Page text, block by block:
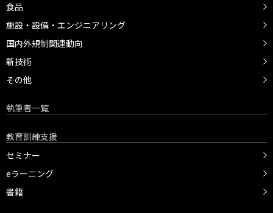
食品
施設・設備・エンジニアリング
国内外規制関連動向
新技術
その他
執筆者一覧
教育訓練支援
セミナー
eラーニング
書籍